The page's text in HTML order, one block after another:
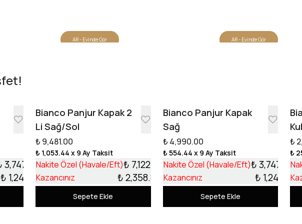
AR - Evinde Gör AR - Evinde Gör
3,747.99
₺ 1,242.01
Bianco Panjur Kapak 2
Li Sağ/Sol
₺ 9,481.00
₺ 1,053.44 x 9 Ay Taksit
Nakite Özel (Havale/Eft)₺ 7,122.13
Kazancınız ₺ 2,358.87
Sepete Ekle
Bianco Panjur Kapak
Sağ
₺ 4,990.00
₺ 554.44 x 9 Ay Taksit
Nakite Özel (Havale/Eft)₺ 3,747.99
Kazancınız ₺ 1,242.01
Sepete Ekle
₺
₺